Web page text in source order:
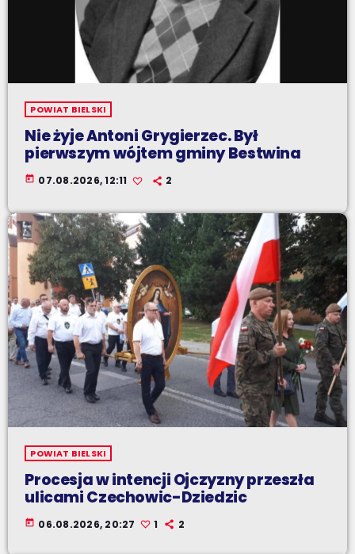
POWIAT BIELSKI
Nie żyje Antoni Grygierzec. Był
pierwszym wójtem gminy Bestwina
today 07.08.2026, 12:11 2
POWIAT BIELSKI
Procesja w intencji Ojczyzny przeszła
ulicami Czechowic-Dziedzic
today 06.08.2026, 20:27 1 2